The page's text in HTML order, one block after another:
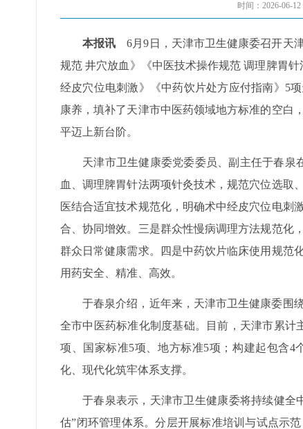
时间：2026-06-12
本报讯 6月9日，天津市卫生健康委召开天
规范 井穴放血》《中医技术操作规范 调理脾胃
经皮穴位电刺激》《中药饮片处方应付指南》5
康养，填补了天津市中医药领域地方标准的空白
平迈上新台阶。
天津市卫生健康委党委委员、副主任于春
血、调理脾胃针法两项针灸技术，规范穴位选取
医结合适宜技术规范化，明确术中经皮穴位电刺
合、协同增效。三是群众性慢病调理方法规范化
群众日常健康需求。四是中药饮片临床使用规范
用药安全、精准、高效。
于春泉介绍，近年来，天津市卫生健康委围
全市中医药标准化制度基础。目前，天津市累计
项、国家标准5项、地方标准5项；构建起包含
化、现代化筑牢体系支撑。
于春泉表示，天津市卫生健康委将持续健全
估”闭环管理体系。分层开展标准培训与试点示